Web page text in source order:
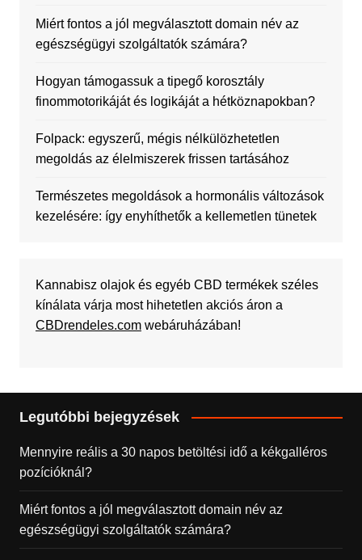
Miért fontos a jól megválasztott domain név az
egészségügyi szolgáltatók számára?
Hogyan támogassuk a tipegő korosztály
finommotorikáját és logikáját a hétköznapokban?
Folpack: egyszerű, mégis nélkülözhetetlen
megoldás az élelmiszerek frissen tartásához
Természetes megoldások a hormonális változások
kezelésére: így enyhíthetők a kellemetlen tünetek
Kannabisz olajok és egyéb CBD termékek széles
kínálata várja most hihetetlen akciós áron a
CBDrendeles.comwebáruházában!
Legutóbbi bejegyzések
Mennyire reális a 30 napos betöltési idő a kékgalléros
pozícióknál?
Miért fontos a jól megválasztott domain név az
egészségügyi szolgáltatók számára?